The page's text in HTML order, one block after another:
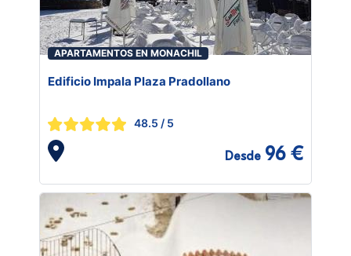
APARTAMENTOS EN MONACHIL
Edificio Impala Plaza Pradollano
48.5 / 5
Desde 96 €